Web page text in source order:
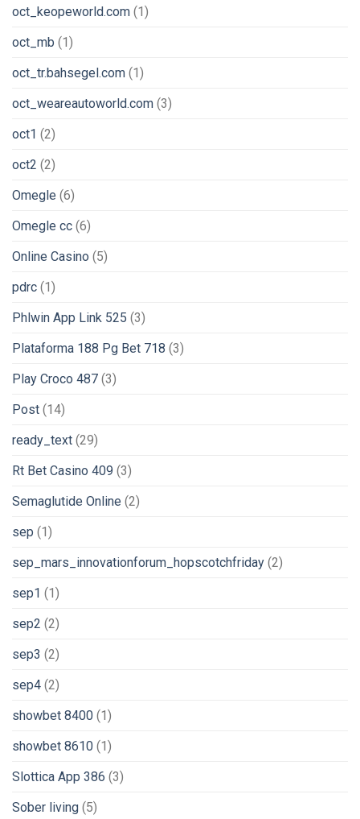
oct_keopeworld.com (1)
oct_mb (1)
oct_tr.bahsegel.com (1)
oct_weareautoworld.com (3)
oct1 (2)
oct2 (2)
Omegle (6)
Omegle cc (6)
Online Casino (5)
pdrc (1)
Phlwin App Link 525 (3)
Plataforma 188 Pg Bet 718 (3)
Play Croco 487 (3)
Post (14)
ready_text (29)
Rt Bet Casino 409 (3)
Semaglutide Online (2)
sep (1)
sep_mars_innovationforum_hopscotchfriday (2)
sep1 (1)
sep2 (2)
sep3 (2)
sep4 (2)
showbet 8400 (1)
showbet 8610 (1)
Slottica App 386 (3)
Sober living (5)